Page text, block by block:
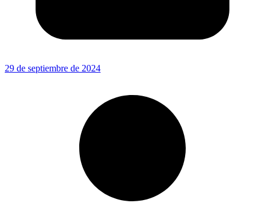
29 de septiembre de 2024